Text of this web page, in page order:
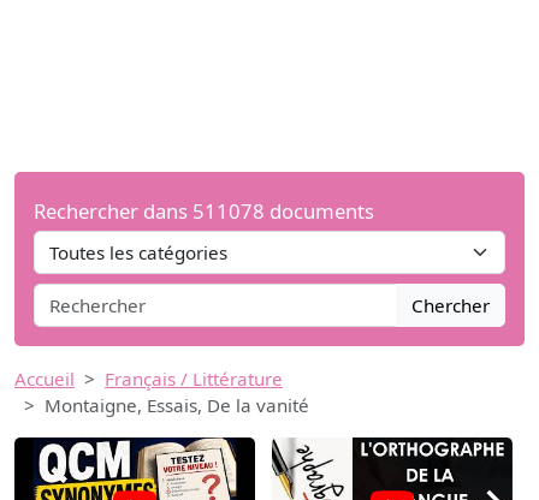
Rechercher dans 511078 documents
Chercher
Accueil
Français / Littérature
Montaigne, Essais, De la vanité